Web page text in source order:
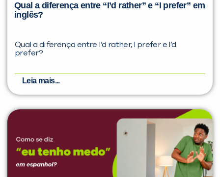
Qual a diferença entre “I’d rather” e “I prefer” em
inglês?
Qual a diferença entre I’d rather, I prefer e I’d
prefer?
Leia mais...